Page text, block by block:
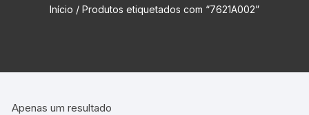
Início / Produtos etiquetados com “7621A002”
Apenas um resultado